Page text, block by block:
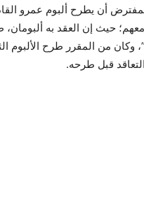
أن يطرح ألبوم عمرو
حيث إن العقد به ألبومان،
وكان من المقرر طرح الألبوم
قبل طرحه.